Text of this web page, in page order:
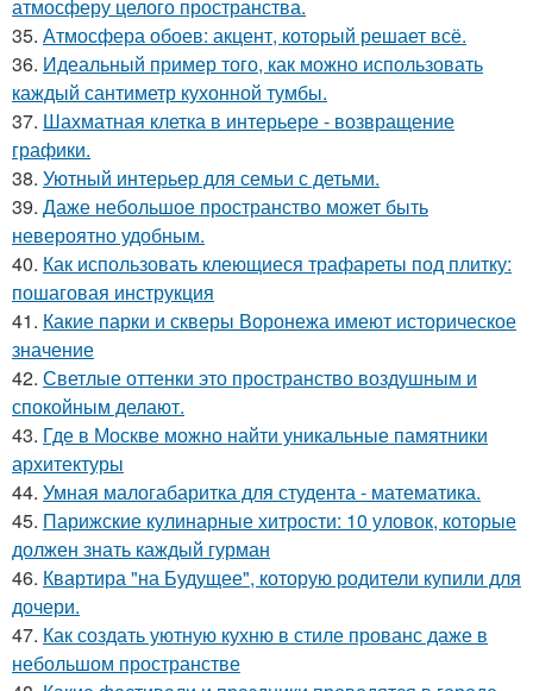
атмосферу целого пространства.
35. Атмосфера обоев: акцент, который решает всё.
36. Идеальный пример того, как можно использовать
каждый сантиметр кухонной тумбы.
37. Шахматная клетка в интерьере - возвращение
графики.
38. Уютный интерьер для семьи с детьми.
39. Даже небольшое пространство может быть
невероятно удобным.
40. Как использовать клеющиеся трафареты под плитку:
пошаговая инструкция
41. Какие парки и скверы Воронежа имеют историческое
значение
42. Светлые оттенки это пространство воздушным и
спокойным делают.
43. Где в Москве можно найти уникальные памятники
архитектуры
44. Умная малогабаритка для студента - математика.
45. Парижские кулинарные хитрости: 10 уловок, которые
должен знать каждый гурман
46. Квартира "на Будущее", которую родители купили для
дочери.
47. Как создать уютную кухню в стиле прованс даже в
небольшом пространстве